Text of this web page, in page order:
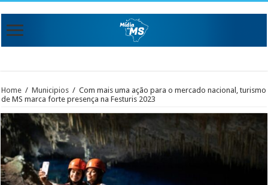
Home / Municipios / Com mais uma ação para o mercado nacional, turismo
de MS marca forte presença na Festuris 2023